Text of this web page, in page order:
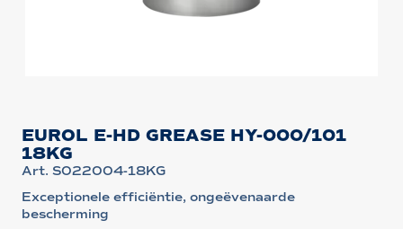
EUROL E-HD GREASE HY-000/101
18KG
Art. S022004-18KG
Exceptionele efficiëntie, ongeëvenaarde
bescherming